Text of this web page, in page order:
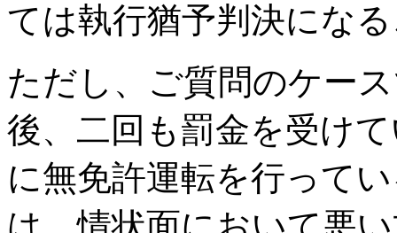
ては執行猶予判決にな
ただし、ご質問のケー
後、二回も罰金を受け
に無免許運転を行って